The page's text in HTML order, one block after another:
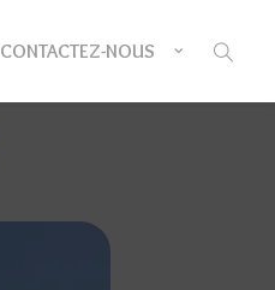
CONTACTEZ-NOUS